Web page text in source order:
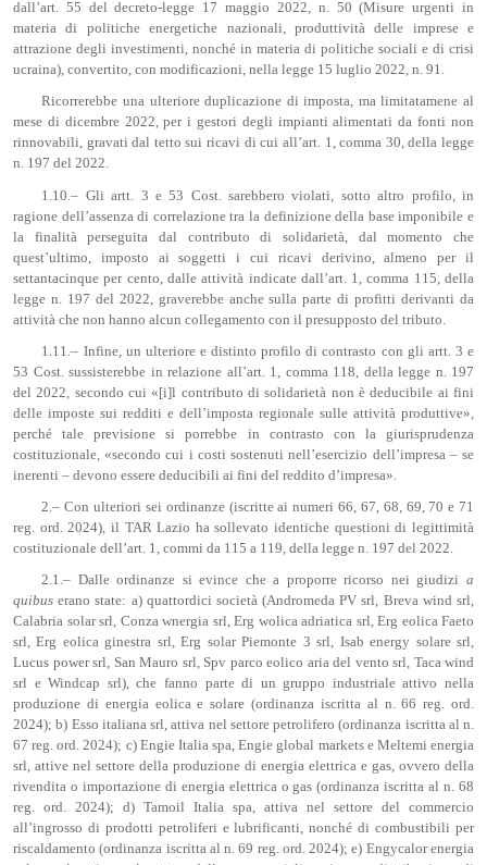
dall’art. 55 del decreto-legge 17 maggio 2022, n. 50 (Misure urgenti in
materia di politiche energetiche nazionali, produttività delle imprese e
attrazione degli investimenti, nonché in materia di politiche sociali e di crisi
ucraina), convertito, con modificazioni, nella legge 15 luglio 2022, n. 91.
Ricorrerebbe una ulteriore duplicazione di imposta, ma limitatamene al
mese di dicembre 2022, per i gestori degli impianti alimentati da fonti non
rinnovabili, gravati dal tetto sui ricavi di cui all’art. 1, comma 30, della legge
n. 197 del 2022.
1.10.– Gli artt. 3 e 53 Cost. sarebbero violati, sotto altro profilo, in
ragione dell’assenza di correlazione tra la definizione della base imponibile e
la finalità perseguita dal contributo di solidarietà, dal momento che
quest’ultimo, imposto ai soggetti i cui ricavi derivino, almeno per il
settantacinque per cento, dalle attività indicate dall’art. 1, comma 115, della
legge n. 197 del 2022, graverebbe anche sulla parte di profitti derivanti da
attività che non hanno alcun collegamento con il presupposto del tributo.
1.11.– Infine, un ulteriore e distinto profilo di contrasto con gli artt. 3 e
53 Cost. sussisterebbe in relazione all’art. 1, comma 118, della legge n. 197
del 2022, secondo cui «[i]l contributo di solidarietà non è deducibile ai fini
delle imposte sui redditi e dell’imposta regionale sulle attività produttive»,
perché tale previsione si porrebbe in contrasto con la giurisprudenza
costituzionale, «secondo cui i costi sostenuti nell’esercizio dell’impresa – se
inerenti – devono essere deducibili ai fini del reddito d’impresa».
2.– Con ulteriori sei ordinanze (iscritte ai numeri 66, 67, 68, 69, 70 e 71
reg. ord. 2024), il TAR Lazio ha sollevato identiche questioni di legittimità
costituzionale dell’art. 1, commi da 115 a 119, della legge n. 197 del 2022.
2.1.– Dalle ordinanze si evince che a proporre ricorso nei giudizi a
quibus erano state: a) quattordici società (Andromeda PV srl, Breva wind srl,
Calabria solar srl, Conza wnergia srl, Erg wolica adriatica srl, Erg eolica Faeto
srl, Erg eolica ginestra srl, Erg solar Piemonte 3 srl, Isab energy solare srl,
Lucus power srl, San Mauro srl, Spv parco eolico aria del vento srl, Taca wind
srl e Windcap srl), che fanno parte di un gruppo industriale attivo nella
produzione di energia eolica e solare (ordinanza iscritta al n. 66 reg. ord.
2024); b) Esso italiana srl, attiva nel settore petrolifero (ordinanza iscritta al n.
67 reg. ord. 2024); c) Engie Italia spa, Engie global markets e Meltemi energia
srl, attive nel settore della produzione di energia elettrica e gas, ovvero della
rivendita o importazione di energia elettrica o gas (ordinanza iscritta al n. 68
reg. ord. 2024); d) Tamoil Italia spa, attiva nel settore del commercio
all’ingrosso di prodotti petroliferi e lubrificanti, nonché di combustibili per
riscaldamento (ordinanza iscritta al n. 69 reg. ord. 2024); e) Engycalor energia